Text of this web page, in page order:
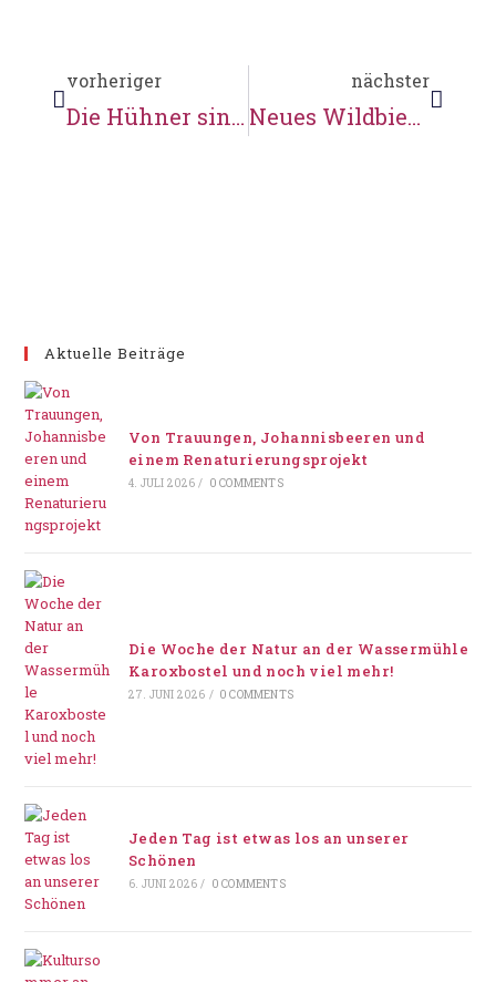
vorheriger
Die Hühner sind los!
nächster
Neues Wildbienen-Hotel zum Weltbienentag an der Wassermühle Karoxbostel
Aktuelle Beiträge
Von Trauungen, Johannisbeeren und
einem Renaturierungsprojekt
4. JULI 2026 / 0 COMMENTS
Die Woche der Natur an der Wassermühle
Karoxbostel und noch viel mehr!
27. JUNI 2026 / 0 COMMENTS
Jeden Tag ist etwas los an unserer
Schönen
6. JUNI 2026 / 0 COMMENTS